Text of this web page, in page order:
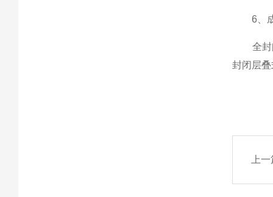
6、成
全封闭
封闭层
上